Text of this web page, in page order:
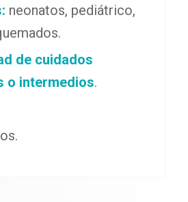
neonatos, pediátrico,
de cuidados
o intermedios.